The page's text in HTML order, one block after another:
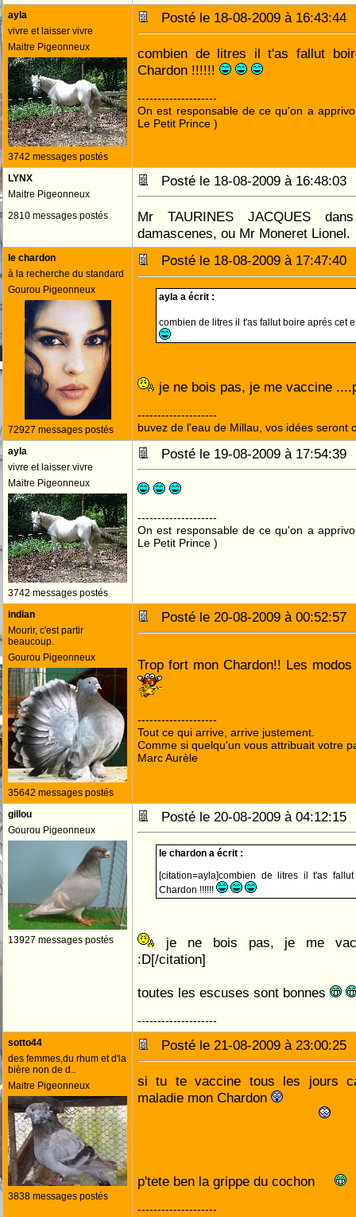
ayla
vivre et laisser vivre
Maitre Pigeonneux
3742 messages postés
Posté le 18-08-2009 à
combien de litres il t'as fallut
Chardon !!!!!!
--------------------
On est responsable de ce qu'on a
Le Petit Prince )
LYNX
Maitre Pigeonneux
2810 messages postés
Posté le 18-08-2009 à
Mr TAURINES JACQUES
damascenes, ou Mr Moneret Lionel.
le chardon
à la recherche du standard
Gourou Pigeonneux
72927 messages postés
Posté le 18-08-2009 à
ayla a écrit :
combien de litres il t'as fallut boire aprés cet
je ne bois pas, je me vaccine
--------------------
buvez de l'eau de Millau, vos idées seront
ayla
vivre et laisser vivre
Maitre Pigeonneux
3742 messages postés
Posté le 19-08-2009 à
--------------------
On est responsable de ce qu'on a
Le Petit Prince )
indian
Mourir, c'est partir
beaucoup.
Gourou Pigeonneux
35642 messages postés
Posté le 20-08-2009 à
Trop fort mon Chardon!! Les
--------------------
Tout ce qui arrive, arrive justement.
Comme si quelqu'un vous attribuait votre
Marc Aurèle
gillou
Gourou Pigeonneux
13927 messages postés
Posté le 20-08-2009 à
le chardon a écrit :
[citation=ayla]combien de litres il t'as
Chardon !!!!!!
je ne bois pas, je me
:D[/citation]
toutes les escuses sont bonnes
--------------------
sotto44
des femmes,du rhum et d'la
bière non de d..
Maitre Pigeonneux
3838 messages postés
Posté le 21-08-2009 à
si tu te vaccine tous les jours
maladie mon Chardon
p'tete ben la grippe du cochon
--------------------